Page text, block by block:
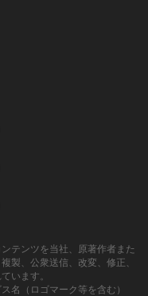
テンツを当社、原著作者また
製、公衆送信、改変、修正、
います。
名（ロゴマーク等を含む）